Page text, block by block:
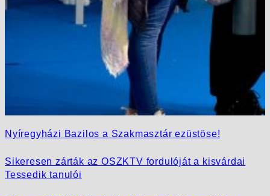
Nyíregyházi Bazilos a Szakmasztár ezüstöse!
Sikeresen zárták az OSZKTV fordulóját a kisvárdai
Tessedik tanulói